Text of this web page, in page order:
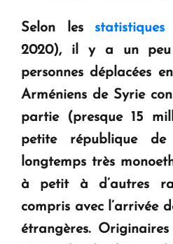
KASA : 30 ans d'audace,
en Arménie
Le premier hôtel Hyatt
ouvrira ses portes à Dilijan
Selon les statistiques
2020), il y a un
personnes déplacées
Arméniens de Syrie
partie (presque 15
petite république de
longtemps très
à petit à d’autres
compris avec l’arrivée
étrangères.